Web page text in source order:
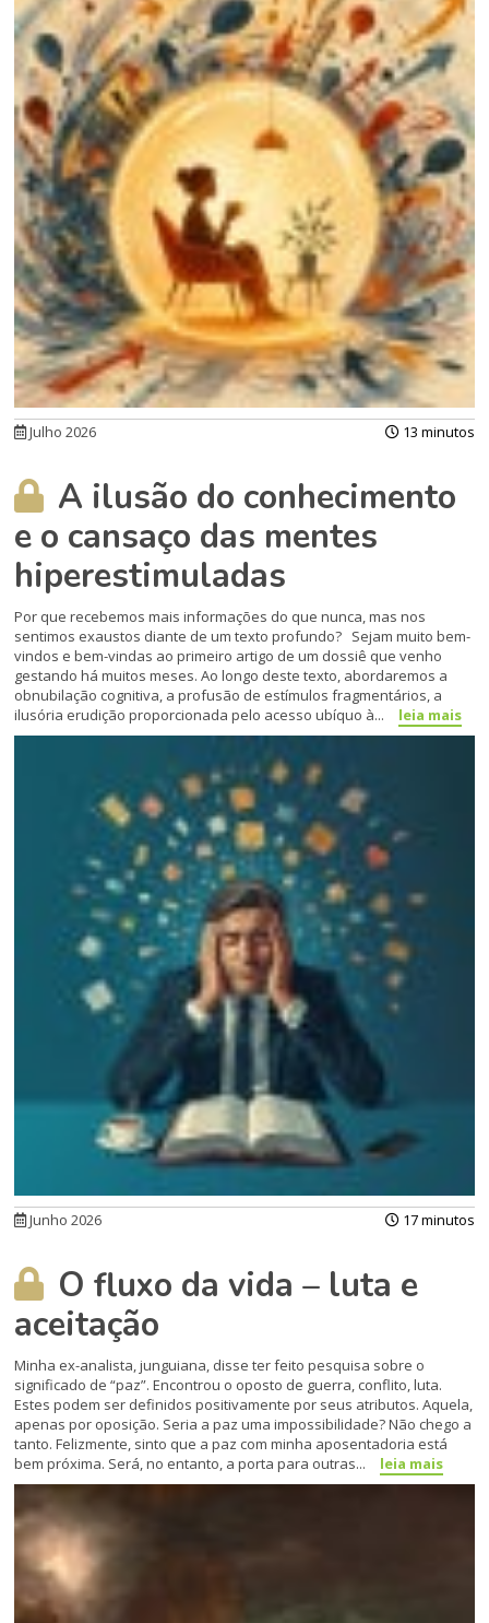
Julho 2026 13 minutos
A ilusão do conhecimento
e o cansaço das mentes
hiperestimuladas
Por que recebemos mais informações do que nunca, mas nos
sentimos exaustos diante de um texto profundo? Sejam muito bem-
vindos e bem-vindas ao primeiro artigo de um dossiê que venho
gestando há muitos meses. Ao longo deste texto, abordaremos a
obnubilação cognitiva, a profusão de estímulos fragmentários, a
ilusória erudição proporcionada pelo acesso ubíquo à...
leia mais
Junho 2026 17 minutos
O fluxo da vida – luta e
aceitação
Minha ex-analista, junguiana, disse ter feito pesquisa sobre o
significado de “paz”. Encontrou o oposto de guerra, conflito, luta.
Estes podem ser definidos positivamente por seus atributos. Aquela,
apenas por oposição. Seria a paz uma impossibilidade? Não chego a
tanto. Felizmente, sinto que a paz com minha aposentadoria está
bem próxima. Será, no entanto, a porta para outras...
leia mais